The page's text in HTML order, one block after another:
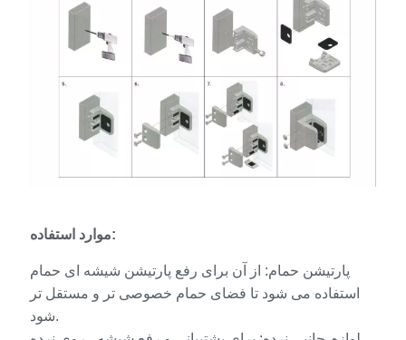
موارد استفاده:
پارتیشن حمام: از آن برای رفع پارتیشن شیشه ای حمام
استفاده می شود تا فضای حمام خصوصی تر و مستقل تر
شود.